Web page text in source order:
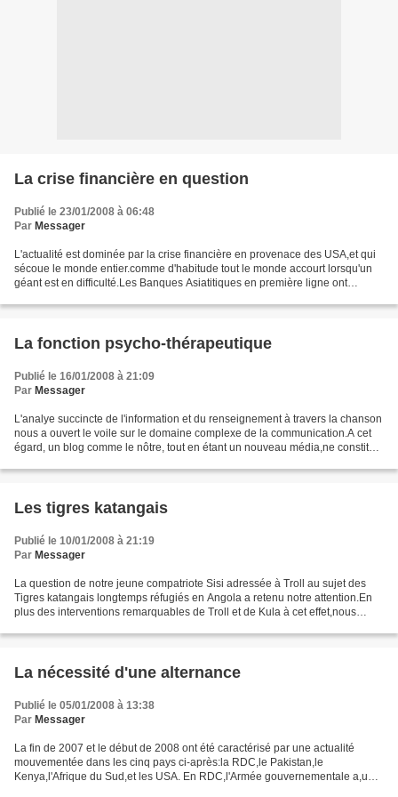
La crise financière en question
Publié le 23/01/2008 à 06:48
Par Messager
L'actualité est dominée par la crise financière en provenace des USA,et qui
sécoue le monde entier.comme d'habitude tout le monde accourt lorsqu'un
géant est en difficulté.Les Banques Asiatitiques en première ligne ont
La fonction psycho-thérapeutique
Publié le 16/01/2008 à 21:09
Par Messager
L'analye succincte de l'information et du renseignement à travers la chanson
nous a ouvert le voile sur le domaine complexe de la communication.A cet
égard, un blog comme le nôtre, tout en étant un nouveau média,ne constitue
Les tigres katangais
Publié le 10/01/2008 à 21:19
Par Messager
La question de notre jeune compatriote Sisi adressée à Troll au sujet des
Tigres katangais longtemps réfugiés en Angola a retenu notre attention.En
plus des interventions remarquables de Troll et de Kula à cet effet,nous
La nécessité d'une alternance
Publié le 05/01/2008 à 13:38
Par Messager
La fin de 2007 et le début de 2008 ont été caractérisé par une actualité
mouvementée dans les cinq pays ci-après:la RDC,le Pakistan,le
Kenya,l'Afrique du Sud,et les USA. En RDC,l'Armée gouvernementale a,une